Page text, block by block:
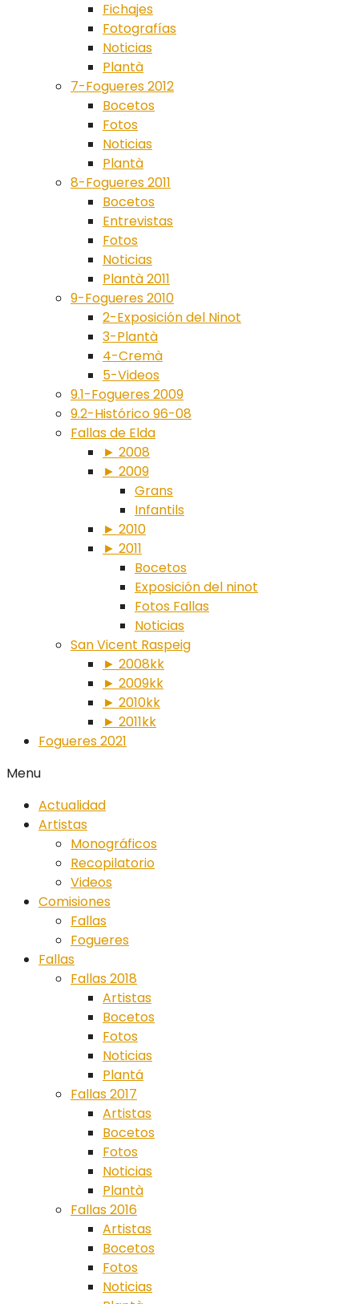
Fichajes
Fotografías
Noticias
Plantà
7-Fogueres 2012
Bocetos
Fotos
Noticias
Plantà
8-Fogueres 2011
Bocetos
Entrevistas
Fotos
Noticias
Plantà 2011
9-Fogueres 2010
2-Exposición del Ninot
3-Plantà
4-Cremà
5-Videos
9.1-Fogueres 2009
9.2-Histórico 96-08
Fallas de Elda
► 2008
► 2009
Grans
Infantils
► 2010
► 2011
Bocetos
Exposición del ninot
Fotos Fallas
Noticias
San Vicent Raspeig
► 2008kk
► 2009kk
► 2010kk
► 2011kk
Fogueres 2021
Menu
Actualidad
Artistas
Monográficos
Recopilatorio
Videos
Comisiones
Fallas
Fogueres
Fallas
Fallas 2018
Artistas
Bocetos
Fotos
Noticias
Plantá
Fallas 2017
Artistas
Bocetos
Fotos
Noticias
Plantà
Fallas 2016
Artistas
Bocetos
Fotos
Noticias